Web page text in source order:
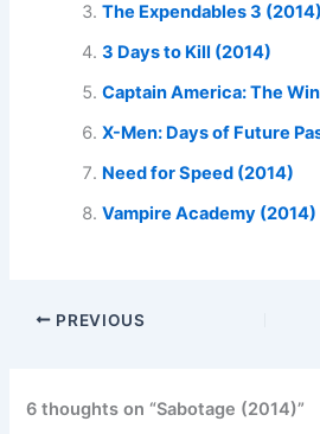
The Expendables 3 (2014)
3 Days to Kill (2014)
Captain America: The
X-Men: Days of Future
Need for Speed (2014)
Vampire Academy (2014)
PREVIOUS
6 thoughts on “Sabotage (2014)”